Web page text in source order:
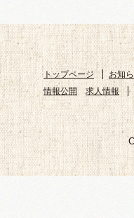
トップページ お知
情報公開
求人情報